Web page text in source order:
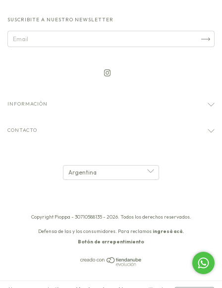
SUSCRIBITE A NUESTRO NEWSLETTER
INFORMACIÓN
CONTACTO
Copyright Pioppa - 30710588135 - 2026. Todos los derechos reservados.
Defensa de las y los consumidores. Para reclamos ingresá acá.
Botón de arrepentimiento